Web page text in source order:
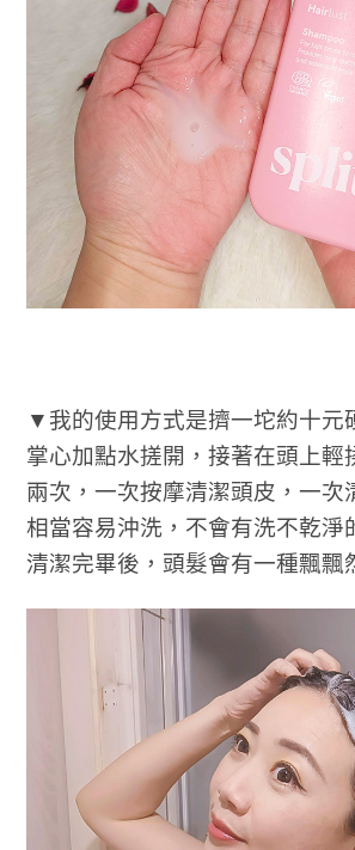
▼我的使用方式是擠一坨約十元
掌心加點水搓開，接著在頭上輕
兩次，一次按摩清潔頭皮，一次
相當容易沖洗，不會有洗不乾淨
清潔完畢後，頭髮會有一種飄飄